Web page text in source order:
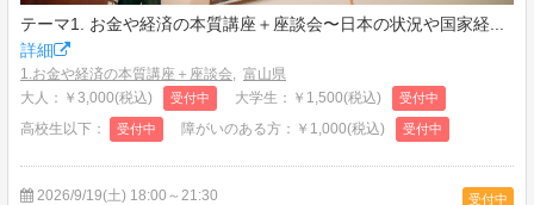
テーマ1. お金や経済の本質講座＋座談会〜日本の状況や国家経...
詳細
1.お金や経済の本質講座＋座談会, 富山県
大人：￥3,000(税込)
受付中 大学生：￥1,500(税込) 受付中
高校生以下： 受付中 障がいのある方：￥1,000(税込) 受付中
受付中
2026/9/19(土) 18:00～21:30